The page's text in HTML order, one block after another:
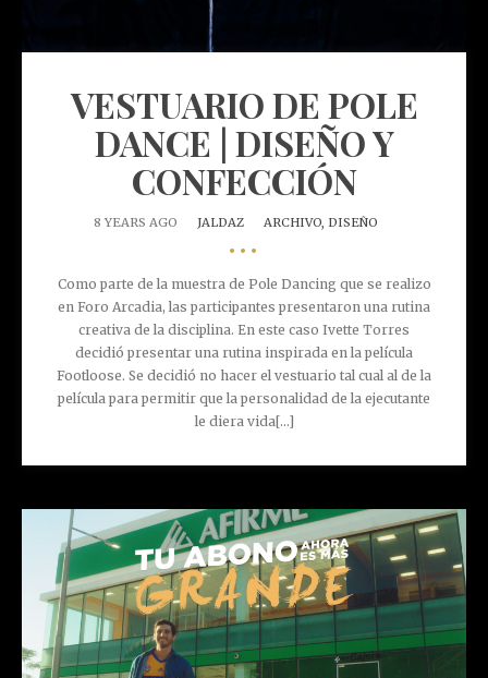
VESTUARIO DE POLE
DANCE | DISEÑO Y
CONFECCIÓN
8 YEARS AGO JALDAZ ARCHIVO, DISEÑO
•••
Como parte de la muestra de Pole Dancing que se realizo
en Foro Arcadia, las participantes presentaron una rutina
creativa de la disciplina. En este caso Ivette Torres
decidió presentar una rutina inspirada en la película
Footloose. Se decidió no hacer el vestuario tal cual al de la
película para permitir que la personalidad de la ejecutante
le diera vida[...]